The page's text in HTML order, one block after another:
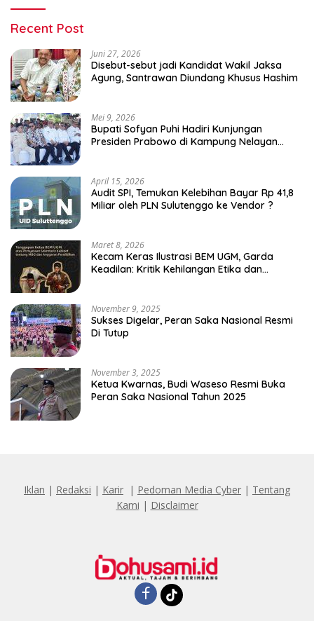
Recent Post
Juni 27, 2026
Disebut-sebut jadi Kandidat Wakil Jaksa
Agung, Santrawan Diundang Khusus Hashim
Mei 9, 2026
Bupati Sofyan Puhi Hadiri Kunjungan
Presiden Prabowo di Kampung Nelayan
April 15, 2026
Audit SPI, Temukan Kelebihan Bayar Rp 41,8
Miliar oleh PLN Sulutenggo ke Vendor ?
Maret 8, 2026
Kecam Keras Ilustrasi BEM UGM, Garda
Keadilan: Kritik Kehilangan Etika dan
November 9, 2025
Sukses Digelar, Peran Saka Nasional Resmi
Di Tutup
November 3, 2025
Ketua Kwarnas, Budi Waseso Resmi Buka
Peran Saka Nasional Tahun 2025
Iklan | Redaksi | Karir | Pedoman Media Cyber | Tentang
Kami | Disclaimer